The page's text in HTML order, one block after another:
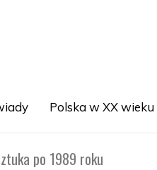
Polska w XX wieku
po 1989 roku